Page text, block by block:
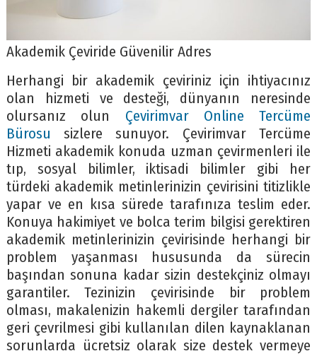
Akademik Çeviride Güvenilir Adres
Herhangi bir akademik çeviriniz için ihtiyacınız
olan hizmeti ve desteği, dünyanın neresinde
olursanız olun Çevirimvar Online Tercüme
Bürosu sizlere sunuyor. Çevirimvar Tercüme
Hizmeti akademik konuda uzman çevirmenleri ile
tıp, sosyal bilimler, iktisadi bilimler gibi her
türdeki akademik metinlerinizin çevirisini titizlikle
yapar ve en kısa sürede tarafınıza teslim eder.
Konuya hakimiyet ve bolca terim bilgisi gerektiren
akademik metinlerinizin çevirisinde herhangi bir
problem yaşanması hususunda da sürecin
başından sonuna kadar sizin destekçiniz olmayı
garantiler. Tezinizin çevirisinde bir problem
olması, makalenizin hakemli dergiler tarafından
geri çevrilmesi gibi kullanılan dilen kaynaklanan
sorunlarda ücretsiz olarak size destek vermeye